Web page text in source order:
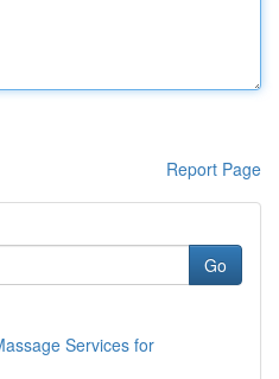
Report Page
Go
Services for